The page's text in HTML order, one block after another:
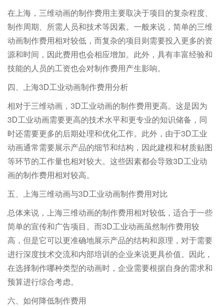
在上海，三维动画的制作费用主要取决于项目的复杂程度、
制作周期、所需人员和技术等因素。一般来说，简单的三维
动画制作费用相对较低，而复杂的项目则需要投入更多的资
源和时间，因此费用也会相应增加。此外，具有丰富经验和
技能的人员的工资也会对制作费用产生影响。
四、上海3D工业动画制作费用分析
相对于三维动画，3D工业动画的制作费用更高。这是因为
3D工业动画需要更高的技术水平和更专业的知识储备，同
时还需要更多的后期处理和优化工作。此外，由于3D工业
动画通常需要展示产品的细节和结构，因此建模和材质贴图
等环节的工作量也相对较大。这些因素都会导致3D工业动
画的制作费用相对较高。
五、上海三维动画与3D工业动画制作费用对比
总体来说，上海三维动画的制作费用相对较低，适合于一些
简单的宣传和广告项目。而3D工业动画虽然制作费用较
高，但是它可以更准确地展示产品的结构和原理，对于需要
进行深度技术交流和内部培训的企业来说更具价值。因此，
在选择制作哪种类型的动画时，企业需要根据自身的需求和
预算进行综合考虑。
六、如何降低制作费用